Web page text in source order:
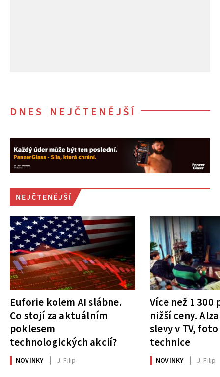
DNES NEJČTENĚJŠÍ
NEJČTENĚJŠÍ
Euforie kolem AI slábne.
Co stojí za aktuálním
poklesem
technologických akcií?
NOVINKY J. Filip
Více než 1
nižší ceny.
slevy v TV,
technice
NOVINKY J. Filip